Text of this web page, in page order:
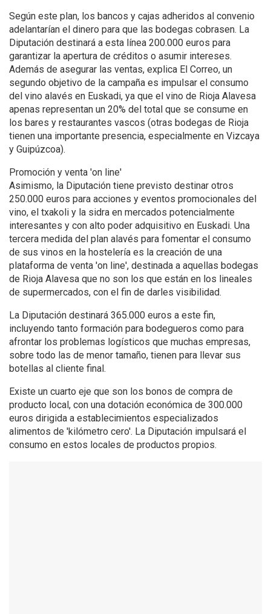
Según este plan, los bancos y cajas adheridos al convenio
adelantarían el dinero para que las bodegas cobrasen. La
Diputación destinará a esta línea 200.000 euros para
garantizar la apertura de créditos o asumir intereses.
Además de asegurar las ventas, explica El Correo, un
segundo objetivo de la campaña es impulsar el consumo
del vino alavés en Euskadi, ya que el vino de Rioja Alavesa
apenas representan un 20% del total que se consume en
los bares y restaurantes vascos (otras bodegas de Rioja
tienen una importante presencia, especialmente en Vizcaya
y Guipúzcoa).
Promoción y venta 'on line'
Asimismo, la Diputación tiene previsto destinar otros
250.000 euros para acciones y eventos promocionales del
vino, el txakoli y la sidra en mercados potencialmente
interesantes y con alto poder adquisitivo en Euskadi. Una
tercera medida del plan alavés para fomentar el consumo
de sus vinos en la hostelería es la creación de una
plataforma de venta 'on line', destinada a aquellas bodegas
de Rioja Alavesa que no son los que están en los lineales
de supermercados, con el fin de darles visibilidad.
La Diputación destinará 365.000 euros a este fin,
incluyendo tanto formación para bodegueros como para
afrontar los problemas logísticos que muchas empresas,
sobre todo las de menor tamaño, tienen para llevar sus
botellas al cliente final.
Existe un cuarto eje que son los bonos de compra de
producto local, con una dotación económica de 300.000
euros dirigida a establecimientos especializados
alimentos de 'kilómetro cero'. La Diputación impulsará el
consumo en estos locales de productos propios.